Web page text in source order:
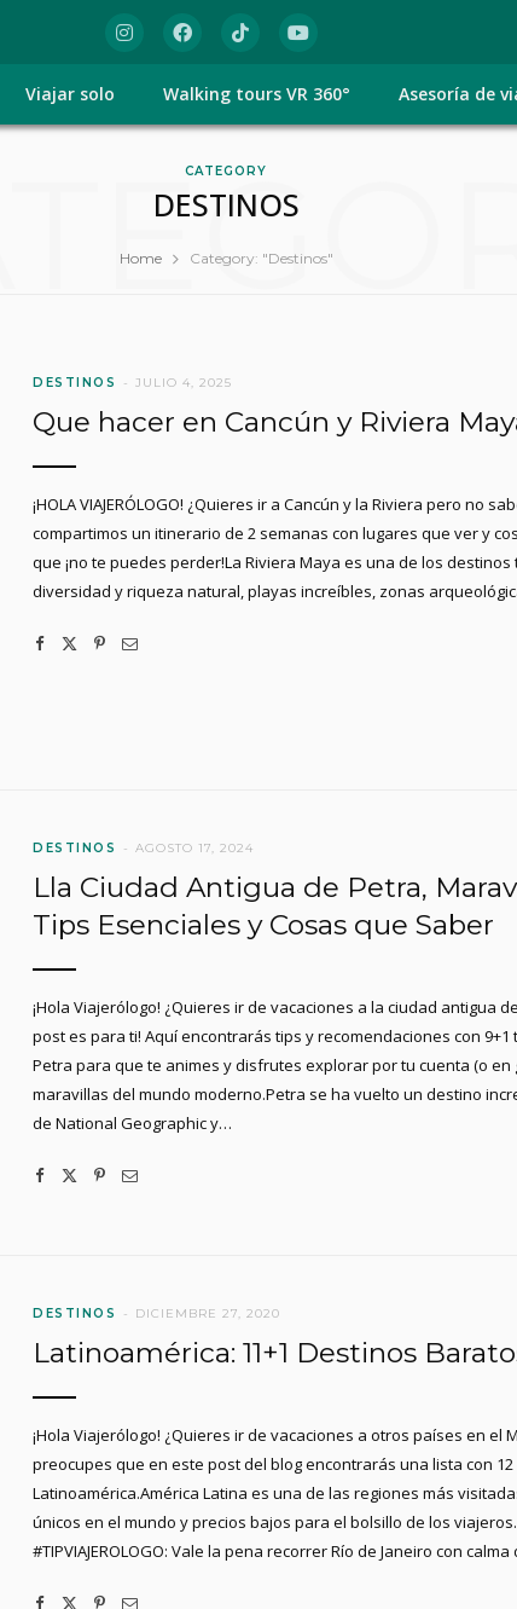
Viajar solo Walking tours VR 360° Asesoría de
CATEGORY
DESTINOS
Home Category: "Destinos"
DESTINOS JULIO 4, 2025
Que hacer en Cancún y Riviera
¡HOLA VIAJERÓLOGO! ¿Quieres ir a Cancún y la Riviera pero no
compartimos un itinerario de 2 semanas con lugares que ver y
que ¡no te puedes perder!La Riviera Maya es una de los
diversidad y riqueza natural, playas increíbles, zonas
DESTINOS AGOSTO 17, 2024
Lla Ciudad Antigua de Petra,
Tips Esenciales y Cosas que Saber
¡Hola Viajerólogo! ¿Quieres ir de vacaciones a la ciudad antigua
post es para ti! Aquí encontrarás tips y recomendaciones con
Petra para que te animes y disfrutes explorar por tu cuenta (o
maravillas del mundo moderno.Petra se ha vuelto un destino
de National Geographic y…
DESTINOS DICIEMBRE 27, 2020
Latinoamérica: 11+1 Destinos
¡Hola Viajerólogo! ¿Quieres ir de vacaciones a otros países en
preocupes que en este post del blog encontrarás una lista con
Latinoamérica.América Latina es una de las regiones más
únicos en el mundo y precios bajos para el bolsillo de los
#TIPVIAJEROLOGO: Vale la pena recorrer Río de Janeiro con